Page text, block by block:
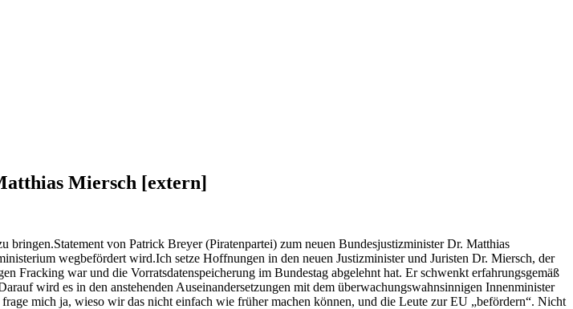
Miersch [extern]
bringen.Statement von Patrick Breyer (Piratenpartei) zum neuen Bundesjustizminister Dr. Matthias
wegbefördert wird.Ich setze Hoffnungen in den neuen Justizminister und Juristen Dr. Miersch, der
Fracking war und die Vorratsdatenspeicherung im Bundestag abgelehnt hat. Er schwenkt erfahrungsgemäß
wird es in den anstehenden Auseinandersetzungen mit dem überwachungswahnsinnigen Innenminister
mich ja, wieso wir das nicht einfach wie früher machen können, und die Leute zur EU „befördern“. Nicht